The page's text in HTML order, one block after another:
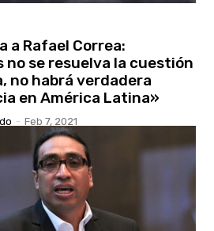
a Rafael Correa:
no se resuelva la cuestión
no habrá verdadera
en América Latina»
- Feb 7, 2021